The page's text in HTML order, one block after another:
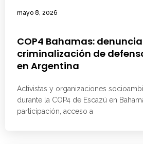
mayo 8, 2026
COP4 Bahamas:
criminalización de
en Argentina
Activistas y organizaciones
durante la COP4 de Escazú en
participación, acceso a